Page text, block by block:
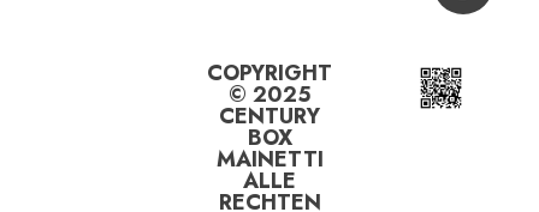
COPYRIGHT
© 2025
CENTURY
BOX
MAINETTI
ALLE
RECHTEN